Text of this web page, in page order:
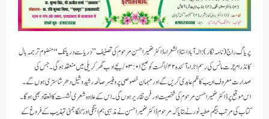
پریاگ راج (نامہ نگار): الہ آباد استاذ الشعراء ڈاکٹر ضمیر احسن مرحوم کی تصنیف ”دریا سے دریا تک“ منضوم ترجمہ بال
کانڈ رام چرت مانس کی رسم اجراء آئندہ ۴۲/ اگست کو صبح ۰۳:۰۱/ بجے ادب گھر کریلی میں منعقد ہوگی۔ جس کی
صدارت معروف ادیب کاظم عابدی کریں گے اور مہمان خصوصی پروفیسر صالحہ رشید و شیل دھر شاستری ہوں گے۔
اس موقع پر ڈاکٹر ضمیر احسن مرحوم کی شخصیت اور فن تقاریر ہوں گی۔ اس کے علاوہ شعری نشست کا انعقاد بھی ہوگا۔
کتاب کی مرتب بیگم عطیہ نور نے بتایا کہ مرحوم ڈاکٹر ضمیر احسن نے مذہبی ہم اہنگی اور گنگا جمنی تہذیب کے فروغ کے